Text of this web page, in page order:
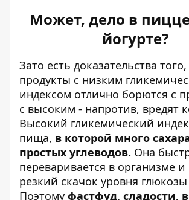
Может, дело в
йогурте?
Зато есть доказательства
продукты с низким
индексом отлично борются с
с высоким - напротив, вредят
Высокий гликемический
пища, в которой много
простых углеводов. Она
переваривается в организме
резкий скачок уровня
Поэтому фастфуд, сладости,